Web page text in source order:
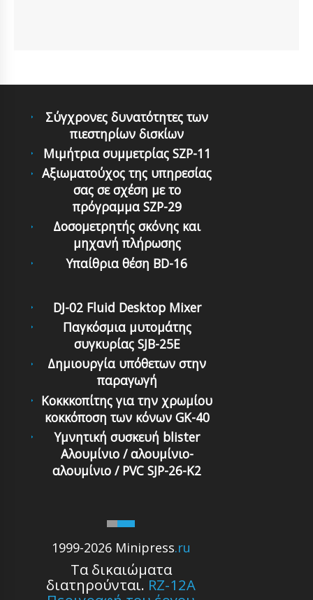
Σύγχρονες δυνατότητες των
πιεστηρίων δισκίων
Μιμήτρια συμμετρίας SZP-11
Αξιωματούχος της υπηρεσίας
σας σε σχέση με το
πρόγραμμα SZP-29
Δοσομετρητής σκόνης και
μηχανή πλήρωσης
Υπαίθρια θέση BD-16
1999-2026 Minipress.ru
Τα δικαιώματα
διατηρούνται. RZ-12A
DJ-02 Fluid Desktop Mixer
Παγκόσμια μυτομάτης
συγκυρίας SJB-25E
Δημιουργία υπόθετων στην
παραγωγή
Κοκκκοπίτης για την χρωμίου
κοκκόποση των κόνων GK-40
Υμνητική συσκευή blister
Αλουμίνιο / αλουμίνιο-
αλουμίνιο / PVC SJP-26-K2